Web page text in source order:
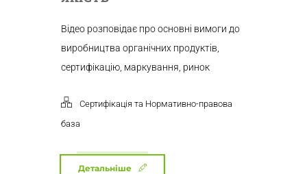
Відео розповідає про основні вимоги до
виробництва органічних продуктів,
сертифікацію, маркування, ринок
Сертифікація та Нормативно-правова
база
Детальніше